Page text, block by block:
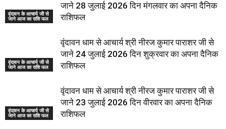
वृंदावन के आचार्य जी से
जाने आज का राशि फल
जाने 28 जुलाई 2026 दिन मंगलवार का अपना दैनिक
राशिफल
वृंदावन के आचार्य जी से
जाने आज का राशि फल
वृंदावन धाम से आचार्य श्री नीरज कुमार पाराशर जी से
जाने 24 जुलाई 2026 दिन शुक्रवार का अपना दैनिक
राशिफल
वृंदावन के आचार्य जी से
जाने आज का राशि फल
वृंदावन धाम से आचार्य श्री नीरज कुमार पाराशर जी से
जाने 23 जुलाई 2026 दिन वीरवार का अपना दैनिक
राशिफल